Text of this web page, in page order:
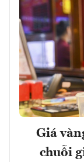
Giá
chuỗi